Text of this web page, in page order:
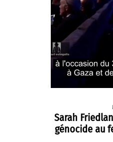
Sarah
génocide au